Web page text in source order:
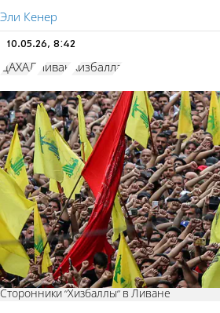
Эли Кенер
10.05.26, 8:42
ЦАХАЛ Ливан Хизбалла
Сторонники "Хизбаллы" в Ливане